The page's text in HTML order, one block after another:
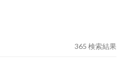
365 検索結果